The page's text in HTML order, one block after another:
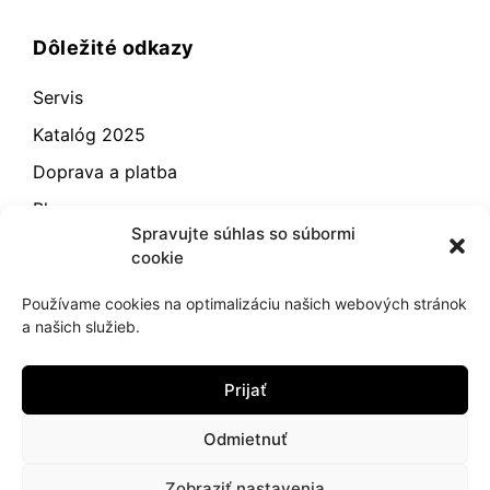
Spravujte súhlas so súbormi
cookie
Používame cookies na optimalizáciu našich webových stránok
a našich služieb.
Prijať
Odmietnuť
Dôležité odkazy
Servis
Katalóg 2025
Doprava a platba
Blog
Odstúpenie od zmluvy
Zásady používania súborov cookie (EÚ)